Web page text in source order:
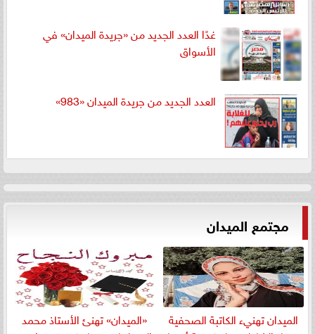
غدًا العدد الجديد من «جريدة الميدان» في
الأسواق
العدد الجديد من جريدة الميدان «983»
مجتمع الميدان
الميدان تهنيء الكاتبة الصحفية
«الميدان» تهنئ الأستاذ محمد